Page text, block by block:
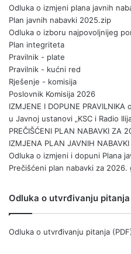
Odluka o izmjeni plana javnih
Plan javnih nabavki 2025.zip
Odluka o izboru najpovoljnijeg
Plan integriteta
Pravilnik - plate
Pravilnik - kućni red
Rješenje - komisija
Poslovnik Komisija 2026
IZMJENE I DOPUNE
u Javnoj ustanovi „KSC i Radio
PREČIŠĆENI PLAN NABAVKI ZA
IZMJENA PLAN JAVNIH NABAVKI
Odluka o izmjeni i dopuni Plana
Prečišćeni plan nabavki za 2026.
Odluka o utvrđivanju pitanja
Odluka o utvrđivanju pitanja